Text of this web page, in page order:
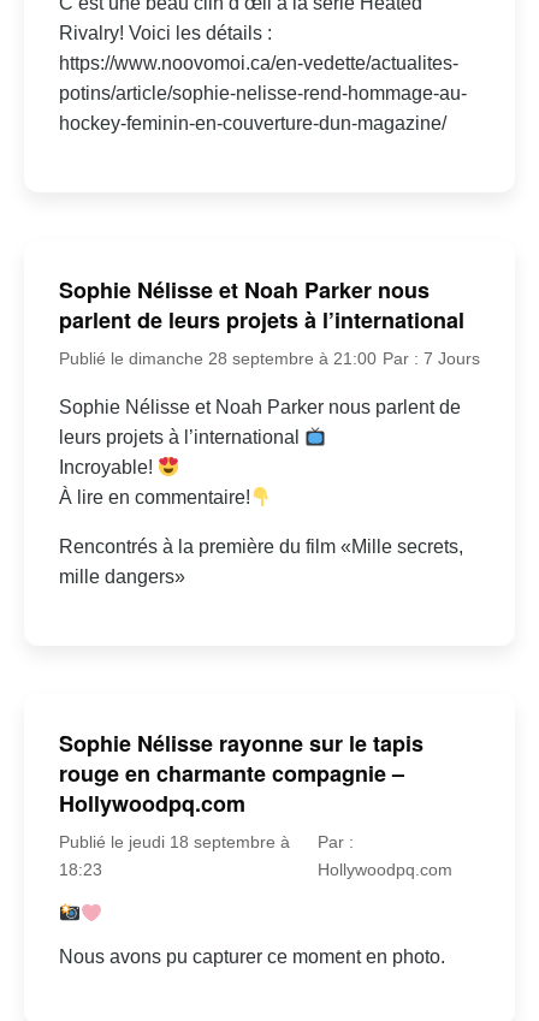
Rivalry! Voici les détails :
https://www.noovomoi.ca/en-vedette/actualites-
potins/article/sophie-nelisse-rend-hommage-au-
hockey-feminin-en-couverture-dun-magazine/
Sophie Nélisse et Noah Parker nous
parlent de leurs projets à l’international
Publié le dimanche 28 septembre à 21:00 Par : 7 Jours
Sophie Nélisse et Noah Parker nous parlent de
leurs projets à l’international
Incroyable!
À lire en commentaire!
Rencontrés à la première du film «Mille secrets,
mille dangers»
Sophie Nélisse rayonne sur le tapis
rouge en charmante compagnie –
Hollywoodpq.com
Publié le jeudi 18 septembre à
18:23
Par :
Hollywoodpq.com
Nous avons pu capturer ce moment en photo.